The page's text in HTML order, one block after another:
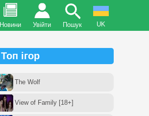
Новини Увійти Пошук UK
Топ ігор
The Wolf
View of Family [18+]